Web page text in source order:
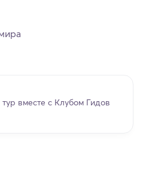
вместе с Клубом Гидов